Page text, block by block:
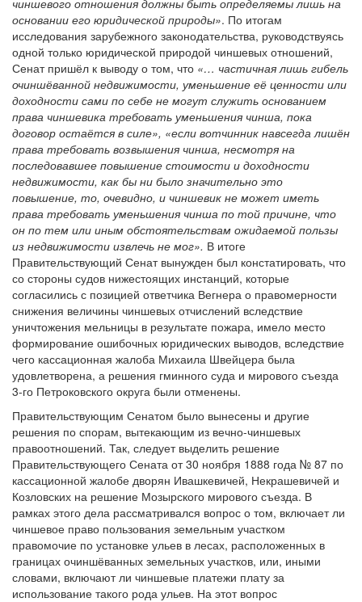
чиншевого отношения должны быть определяемы лишь на
основании его юридической природы». По итогам
исследования зарубежного законодательства, руководствуясь
одной только юридической природой чиншевых отношений,
Сенат пришёл к выводу о том, что «… частичная лишь гибель
очиншёванной недвижимости, уменьшение её ценности или
доходности сами по себе не могут служить основанием
права чиншевика требовать уменьшения чинша, пока
договор остаётся в силе», «если вотчинник навсегда лишён
права требовать возвышения чинша, несмотря на
последовавшее повышение стоимости и доходности
недвижимости, как бы ни было значительно это
повышение, то, очевидно, и чиншевик не может иметь
права требовать уменьшения чинша по той причине, что
он по тем или иным обстоятельствам ожидаемой пользы
из недвижимости извлечь не мог». В итоге
Правительствующий Сенат вынужден был констатировать, что
со стороны судов нижестоящих инстанций, которые
согласились с позицией ответчика Вегнера о правомерности
снижения величины чиншевых отчислений вследствие
уничтожения мельницы в результате пожара, имело место
формирование ошибочных юридических выводов, вследствие
чего кассационная жалоба Михаила Швейцера была
удовлетворена, а решения гминного суда и мирового съезда
3-го Петроковского округа были отменены.
Правительствующим Сенатом было вынесены и другие
решения по спорам, вытекающим из вечно-чиншевых
правоотношений. Так, следует выделить решение
Правительствующего Сената от 30 ноября 1888 года № 87 по
кассационной жалобе дворян Ивашкевичей, Некрашевичей и
Козловских на решение Мозырского мирового съезда. В
рамках этого дела рассматривался вопрос о том, включает ли
чиншевое право пользования земельным участком
правомочие по установке ульев в лесах, расположенных в
границах очиншёванных земельных участков, или, иными
словами, включают ли чиншевые платежи плату за
использование такого рода ульев. На этот вопрос